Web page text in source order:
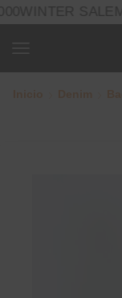
WINTER SALE